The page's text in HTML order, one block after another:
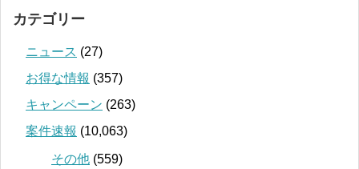
カテゴリー
ニュース (27)
お得な情報 (357)
キャンペーン (263)
案件速報 (10,063)
その他 (559)